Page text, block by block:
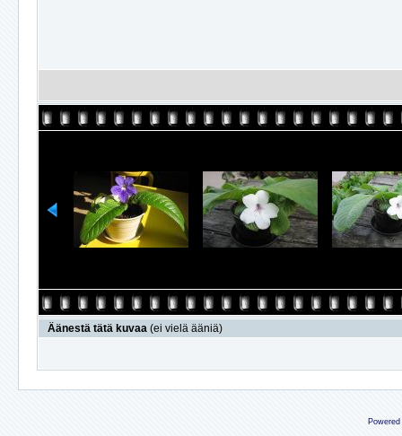
Äänestä tätä kuvaa (ei vielä ääniä)